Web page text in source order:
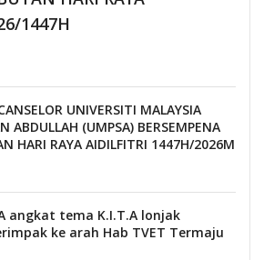
1447H
UNIVERSITI MALAYSIA
ABDULLAH (UMPSA) BERSEMPENA
HARI RAYA AIDILFITRI 1447H/2026M
angkat tema K.I.T.A lonjak
ke arah Hab TVET Termaju